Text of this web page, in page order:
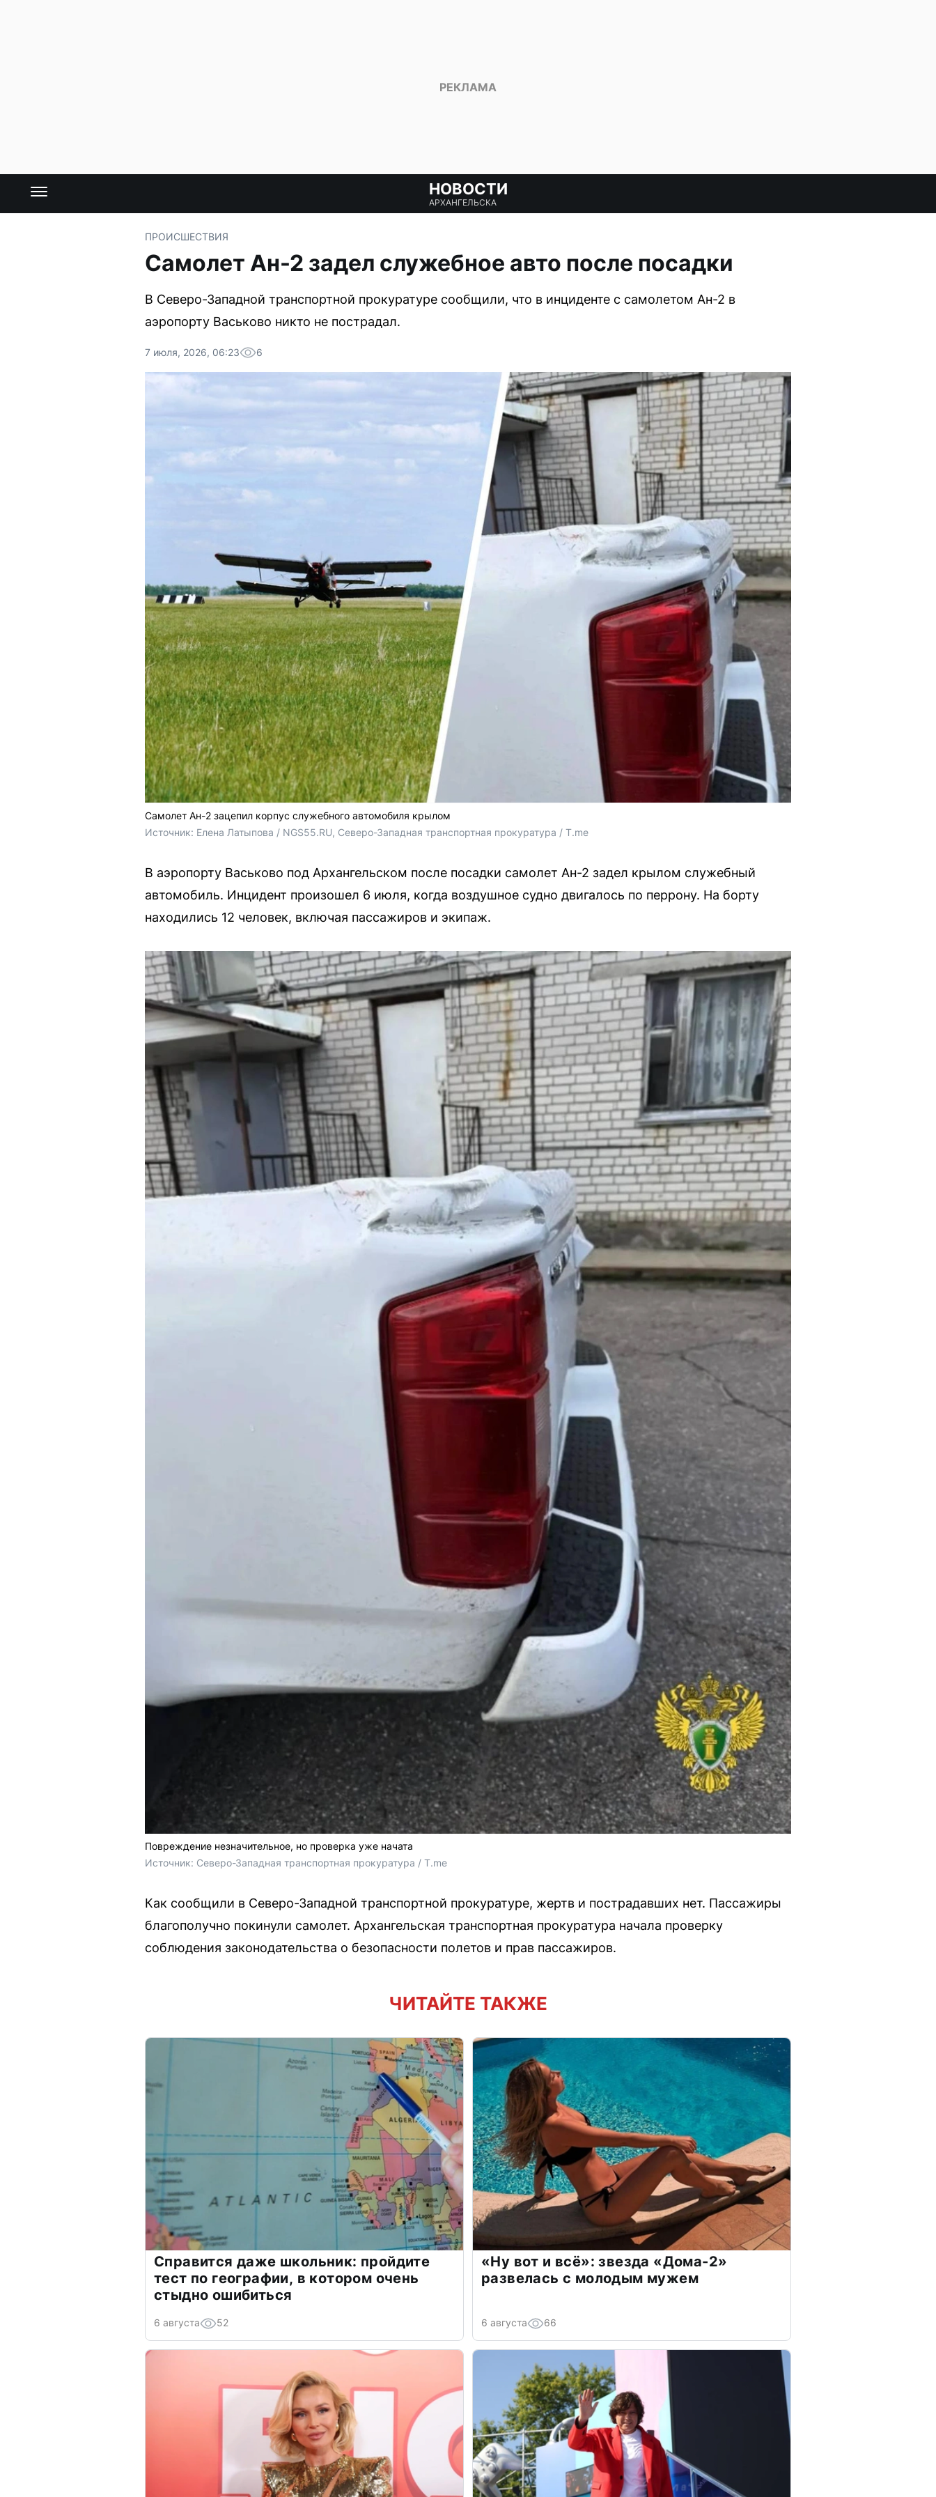
НОВОСТИ
АРХАНГЕЛЬСКА
ПРОИСШЕСТВИЯ
Самолет Ан-2 задел служебное авто после посадки
В Северо-Западной транспортной прокуратуре сообщили, что в инциденте с самолетом Ан-2 в
аэропорту Васьково никто не пострадал.
7 июля, 2026, 06:23 6
Самолет Ан-2 зацепил корпус служебного автомобиля крылом
Источник: Елена Латыпова / NGS55.RU, Северо-Западная транспортная прокуратура / T.me
В аэропорту Васьково под Архангельском после посадки самолет Ан-2 задел крылом служебный
автомобиль. Инцидент произошел 6 июля, когда воздушное судно двигалось по перрону. На борту
находились 12 человек, включая пассажиров и экипаж.
Повреждение незначительное, но проверка уже начата
Источник: Северо-Западная транспортная прокуратура / T.me
Как сообщили в Северо-Западной транспортной прокуратуре, жертв и пострадавших нет. Пассажиры
благополучно покинули самолет. Архангельская транспортная прокуратура начала проверку
соблюдения законодательства о безопасности полетов и прав пассажиров.
ЧИТАЙТЕ ТАКЖЕ
Справится даже школьник: пройдите
тест по географии, в котором очень
стыдно ошибиться
6 августа 52
«Ну вот и всё»: звезда «Дома-2»
развелась с молодым мужем
6 августа 66